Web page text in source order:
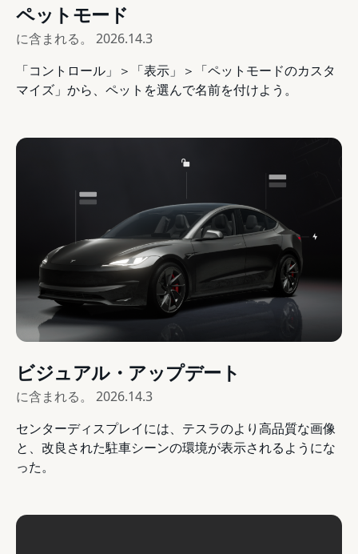
ペットモード
に含まれる。 2026.14.3
「コントロール」＞「表示」＞「ペットモードのカスタ
マイズ」から、ペットを選んで名前を付けよう。
ビジュアル・アップデート
に含まれる。 2026.14.3
センターディスプレイには、テスラのより高品質な画像
と、改良された駐車シーンの環境が表示されるようにな
った。